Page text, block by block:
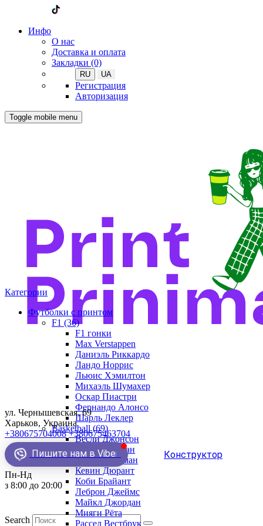
Инфо
О нас
Доставка и оплата
Закладки (0)
RU UA
Регистрация
Авторизация
Toggle mobile menu
ул. Чернышевская, 69
Харьков, Украина
+380675704008 +380675463704
Пишите нам в Viber Конструктор
Пн-Нд
з 8:00 до 20:00
Search
Категории
Футболки с принтом
F1 (36)
F1 гонки
Max Verstappen
Даниэль Риккардо
Ландо Норрис
Льюис Хэмилтон
Михаэль Шумахер
Оскар Пиастри
Фернандо Алонсо
Шарль Леклер
Basketball (69)
Весли Джонсон
Демар Деразан
Деннис Родман
Кевин Дюрант
Коби Брайант
Леброн Джеймс
Майкл Джордан
Мияги Рёта
Рассел Вестбрук